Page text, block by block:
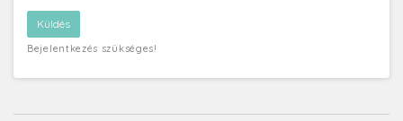
Bejelentkezés szükséges!